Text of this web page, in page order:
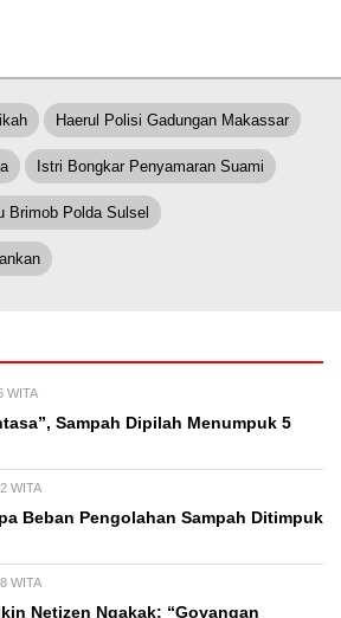
Haerul Polisi Gadungan Makassar
Istri Bongkar Penyamaran Suami
Brimob Polda Sulsel
WITA
Sampah Dipilah Menumpuk 5
WITA
Beban Pengolahan Sampah Ditimpuk
WITA
Netizen Ngakak: “Goyangan